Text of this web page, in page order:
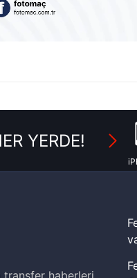
tercihlerinizi aşağıda yer
YERDE!
transfer haberleri